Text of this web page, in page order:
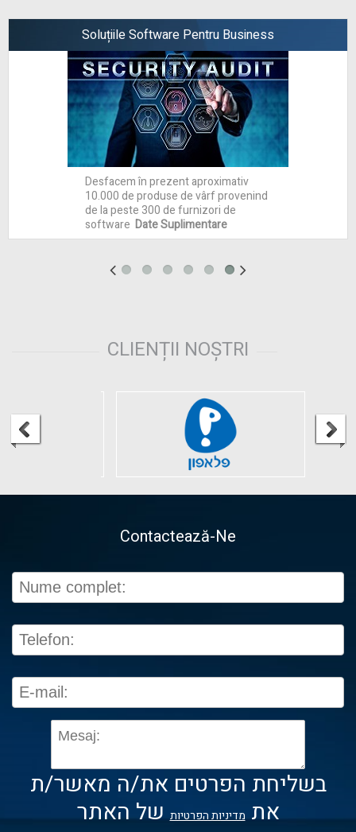
Soluțiile Software Pentru Business
Desfacem în prezent aproximativ
10.000 de produse de vârf provenind
de la peste 300 de furnizori de
software Date Suplimentare
CLIENȚII NOȘTRI
Contactează-Ne
בשליחת הפרטים את/ה מאשר/ת
אתמדיניות הפרטיותשל האתר